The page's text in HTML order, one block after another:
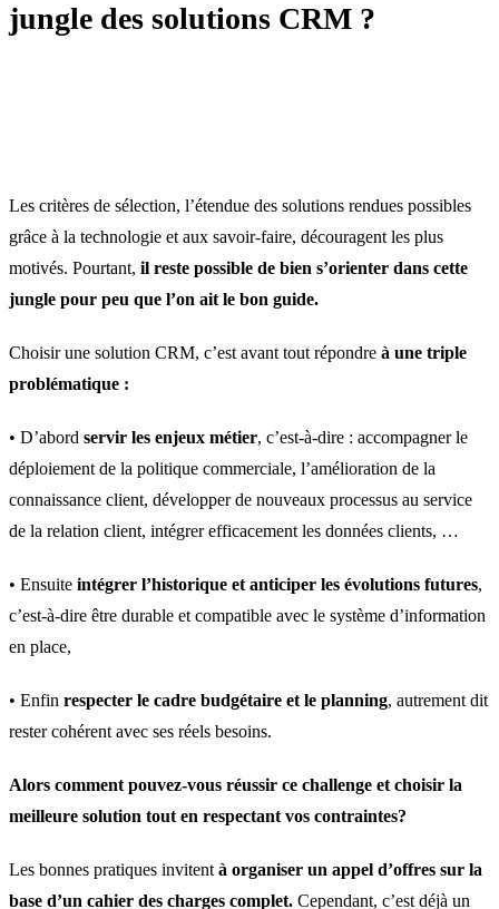
jungle des solutions CRM ?
Les critères de sélection, l’étendue des solutions rendues possibles
grâce à la technologie et aux savoir-faire, découragent les plus
motivés. Pourtant, il reste possible de bien s’orienter dans cette
jungle pour peu que l’on ait le bon guide.
Choisir une solution CRM, c’est avant tout répondre à une triple
problématique :
• D’abord servir les enjeux métier, c’est-à-dire : accompagner le
déploiement de la politique commerciale, l’amélioration de la
connaissance client, développer de nouveaux processus au service
de la relation client, intégrer efficacement les données clients, …
• Ensuite intégrer l’historique et anticiper les évolutions futures,
c’est-à-dire être durable et compatible avec le système d’information
en place,
• Enfin respecter le cadre budgétaire et le planning, autrement dit
rester cohérent avec ses réels besoins.
Alors comment pouvez-vous réussir ce challenge et choisir la
meilleure solution tout en respectant vos contraintes?
Les bonnes pratiques invitent à organiser un appel d’offres sur la
base d’un cahier des charges complet. Cependant, c’est déjà un